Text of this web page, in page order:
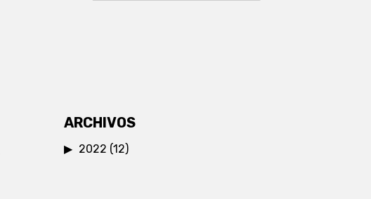
ARCHIVOS
2022 (12)